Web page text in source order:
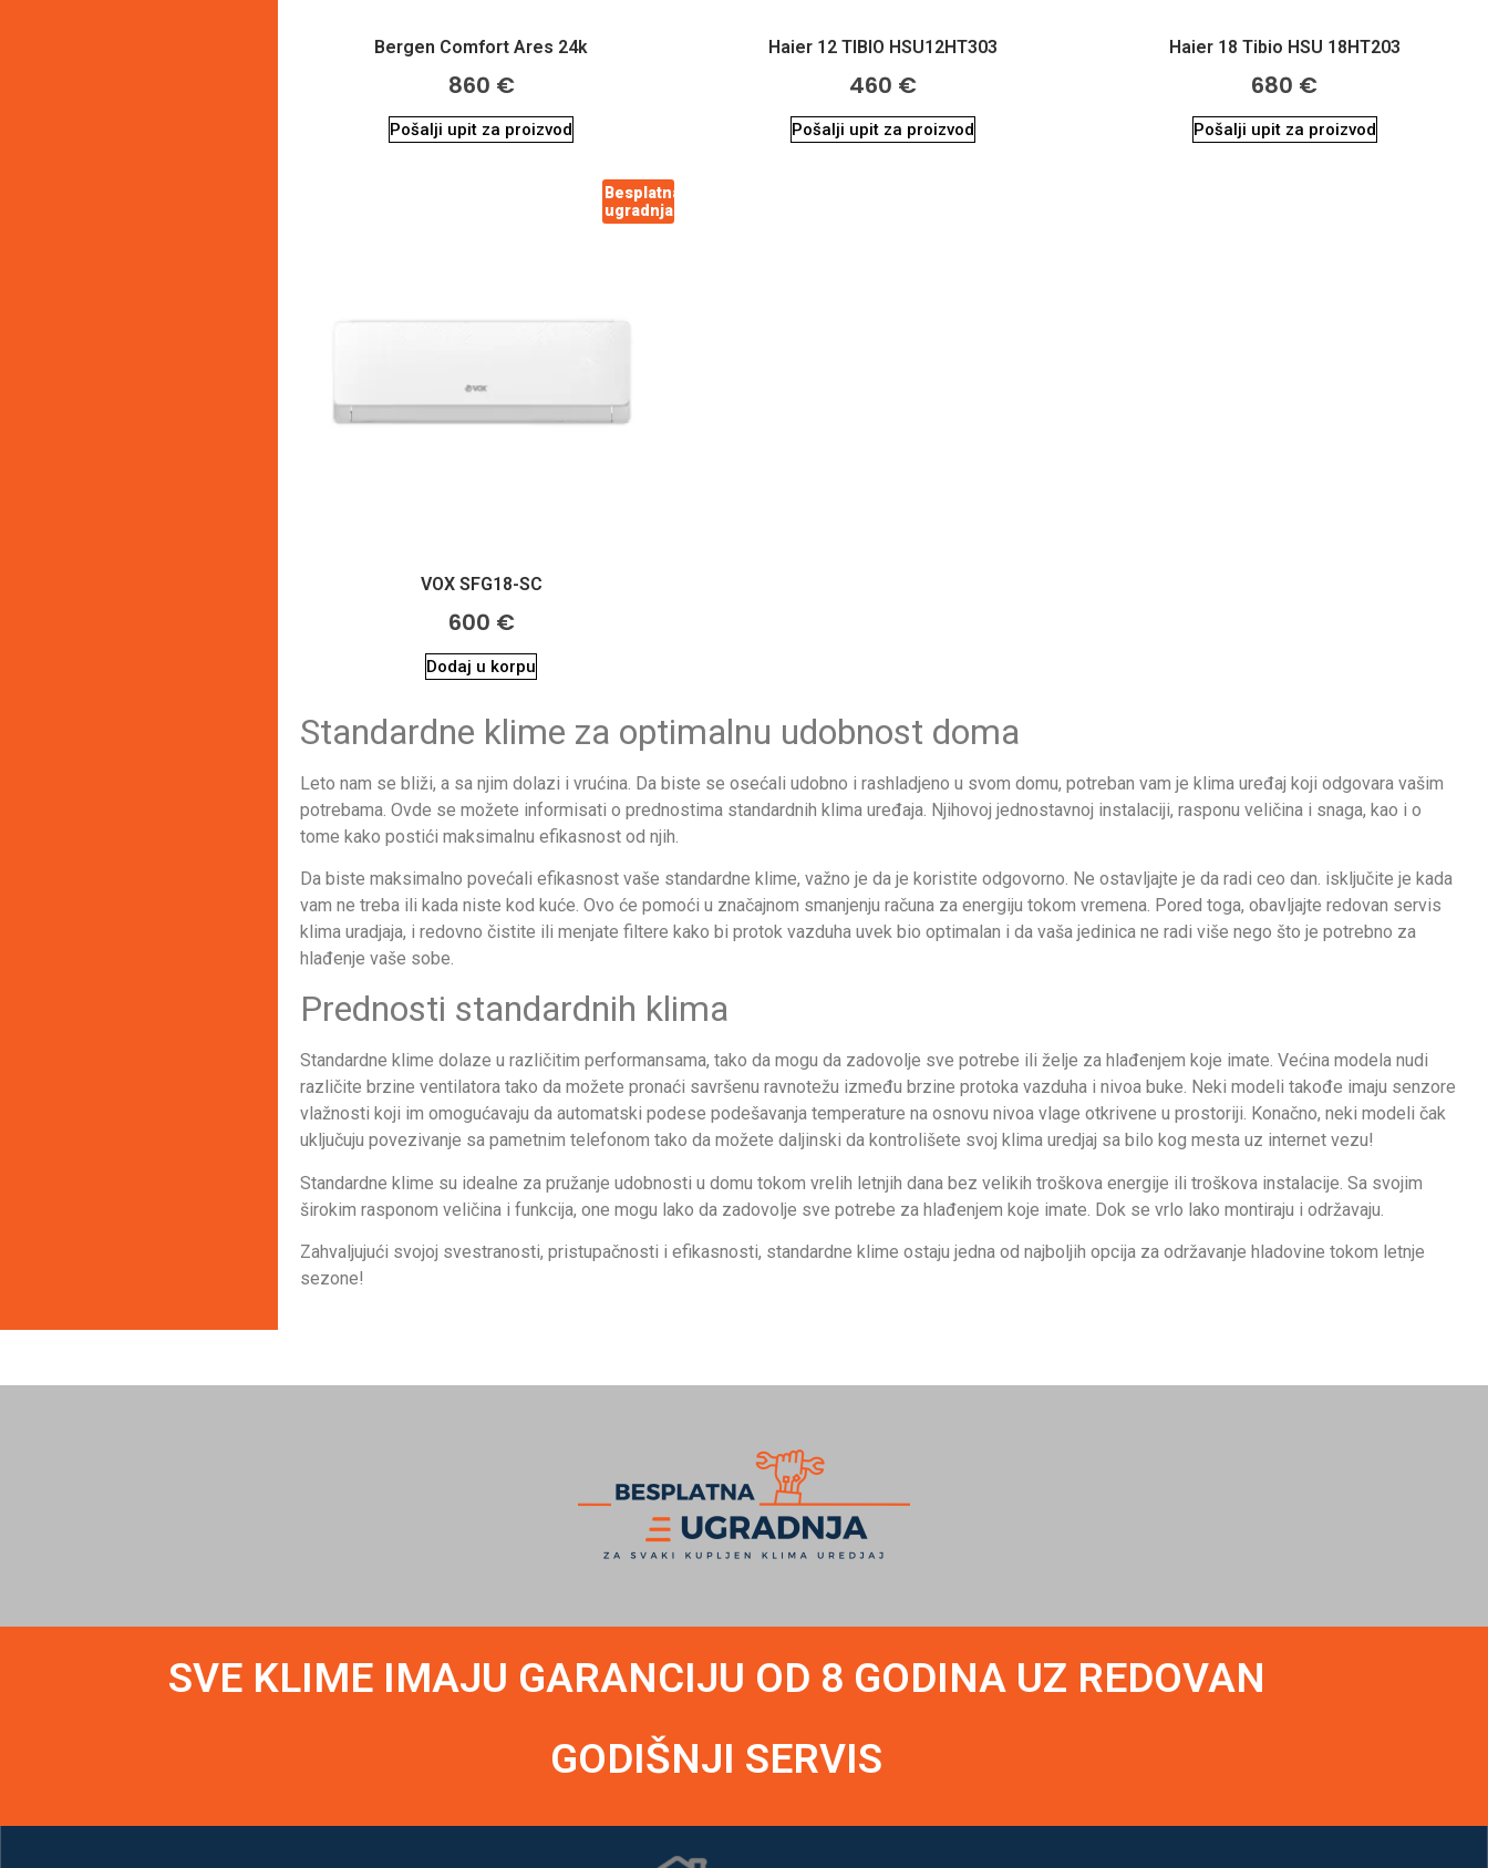
Bergen Comfort Ares 24k
860 €
Pošalji upit za proizvod
Haier 12 TIBIO HSU12HT303
460 €
Pošalji upit za proizvod
Haier 18 Tibio HSU 18HT203
680 €
Pošalji upit za proizvod
Besplatna
ugradnja
VOX SFG18-SC
600 €
Dodaj u korpu
Standardne klime za optimalnu udobnost doma
Leto nam se bliži, a sa njim dolazi i vrućina. Da biste se osećali udobno i rashladjeno u svom domu, potreban vam je klima uređaj koji odgovara vašim
potrebama. Ovde se možete informisati o prednostima standardnih klima uređaja. Njihovoj jednostavnoj instalaciji, rasponu veličina i snaga, kao i o
tome kako postići maksimalnu efikasnost od njih.
Da biste maksimalno povećali efikasnost vaše standardne klime, važno je da je koristite odgovorno. Ne ostavljajte je da radi ceo dan. isključite je kada
vam ne treba ili kada niste kod kuće. Ovo će pomoći u značajnom smanjenju računa za energiju tokom vremena. Pored toga, obavljajte redovan servis
klima uradjaja, i redovno čistite ili menjate filtere kako bi protok vazduha uvek bio optimalan i da vaša jedinica ne radi više nego što je potrebno za
hlađenje vaše sobe.
Prednosti standardnih klima
Standardne klime dolaze u različitim performansama, tako da mogu da zadovolje sve potrebe ili želje za hlađenjem koje imate. Većina modela nudi
različite brzine ventilatora tako da možete pronaći savršenu ravnotežu između brzine protoka vazduha i nivoa buke. Neki modeli takođe imaju senzore
vlažnosti koji im omogućavaju da automatski podese podešavanja temperature na osnovu nivoa vlage otkrivene u prostoriji. Konačno, neki modeli čak
uključuju povezivanje sa pametnim telefonom tako da možete daljinski da kontrolišete svoj klima uredjaj sa bilo kog mesta uz internet vezu!
Standardne klime su idealne za pružanje udobnosti u domu tokom vrelih letnjih dana bez velikih troškova energije ili troškova instalacije. Sa svojim
širokim rasponom veličina i funkcija, one mogu lako da zadovolje sve potrebe za hlađenjem koje imate. Dok se vrlo lako montiraju i održavaju.
Zahvaljujući svojoj svestranosti, pristupačnosti i efikasnosti, standardne klime ostaju jedna od najboljih opcija za održavanje hladovine tokom letnje
sezone!
SVE KLIME IMAJU GARANCIJU OD 8 GODINA UZ REDOVAN
GODIŠNJI SERVIS